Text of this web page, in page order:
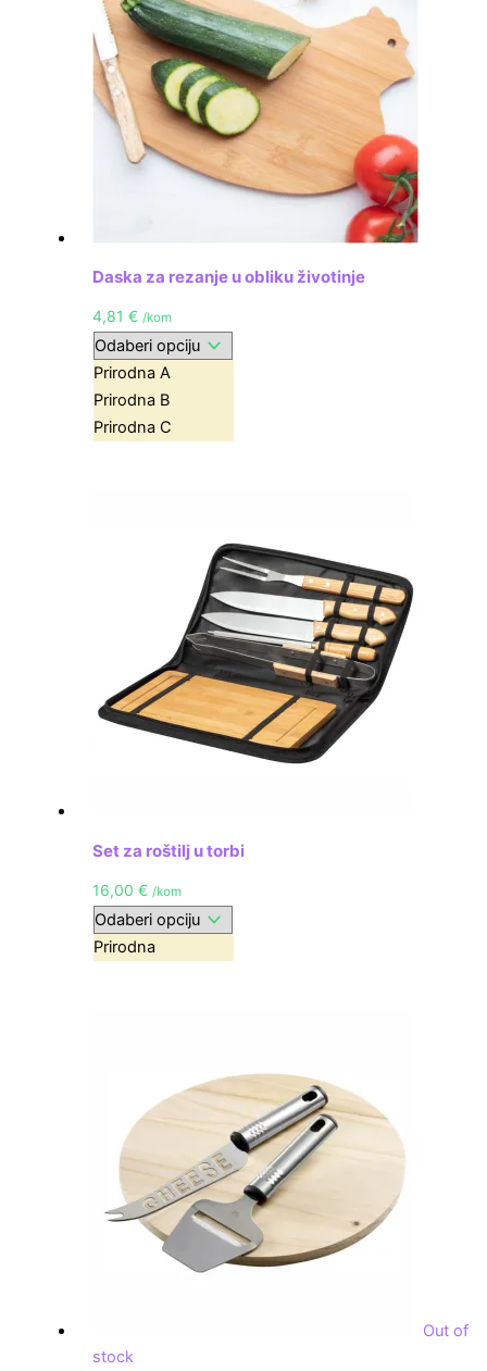
Daska za rezanje u obliku životinje
4,81€ /kom
Prirodna A
Prirodna B
Prirodna C
Set za roštilj u torbi
16,00€ /kom
Prirodna
Out of
stock